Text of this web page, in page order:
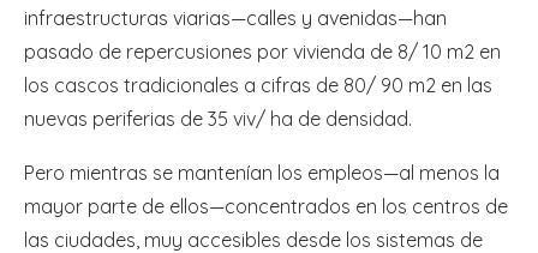
infraestructuras viarias—calles y avenidas—han
pasado de repercusiones por vivienda de 8/ 10 m2 en
los cascos tradicionales a cifras de 80/ 90 m2 en las
nuevas periferias de 35 viv/ ha de densidad.
Pero mientras se mantenían los empleos—al menos la
mayor parte de ellos—concentrados en los centros de
las ciudades, muy accesibles desde los sistemas de